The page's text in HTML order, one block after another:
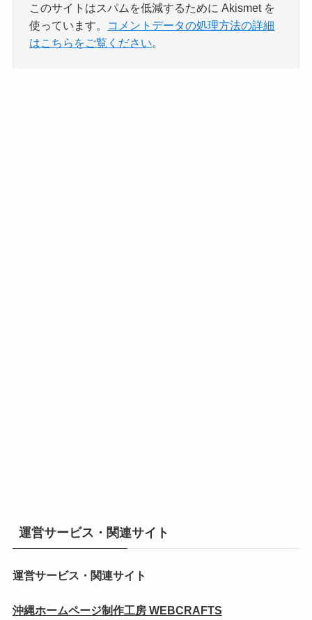
このサイトはスパムを低減するために Akismet を
使っています。
コメントデータの処理方法の詳細
はこちらをご覧ください。
運営サービス・関連サイト
運営サービス・関連サイト
沖縄ホームページ制作工房 WEBCRAFTS